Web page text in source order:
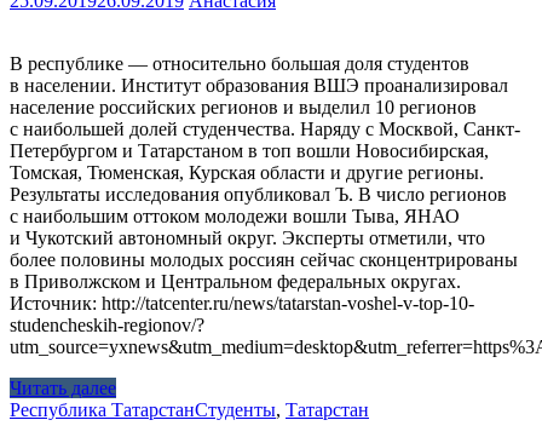
В республике — относительно большая доля студентов
в населении. Институт образования ВШЭ проанализировал
население российских регионов и выделил 10 регионов
с наибольшей долей студенчества. Наряду с Москвой, Санкт-
Петербургом и Татарстаном в топ вошли Новосибирская,
Томская, Тюменская, Курская области и другие регионы.
Результаты исследования опубликовал Ъ. В число регионов
с наибольшим оттоком молодежи вошли Тыва, ЯНАО
и Чукотский автономный округ. Эксперты отметили, что
более половины молодых россиян сейчас сконцентрированы
в Приволжском и Центральном федеральных округах.
Источник: http://tatcenter.ru/news/tatarstan-voshel-v-top-10-
studencheskih-regionov/?
Читать далее
Республика ТатарстанСтуденты, Татарстан